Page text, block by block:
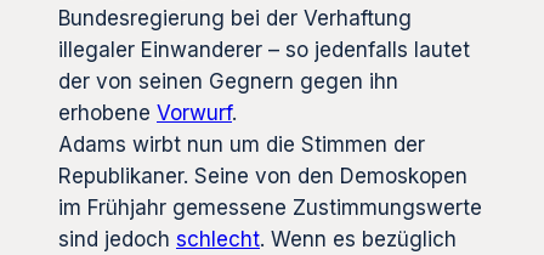
Bundesregierung bei der Verhaftung
illegaler Einwanderer – so jedenfalls lautet
der von seinen Gegnern gegen ihn
erhobene Vorwurf.
Adams wirbt nun um die Stimmen der
Republikaner. Seine von den Demoskopen
im Frühjahr gemessene Zustimmungswerte
sind jedoch schlecht. Wenn es bezüglich